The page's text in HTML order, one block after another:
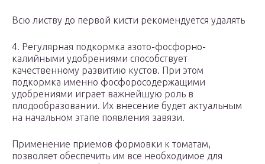
Всю листву до первой кисти рекомендуется удалять
4. Регулярная подкормка азото-фосфорно-
калийными удобрениями способствует
качественному развитию кустов. При этом
подкормка именно фосфоросодержащими
удобрениями играет важнейшую роль в
плодообразовании. Их внесение будет актуальным
на начальном этапе появления завязи.
Применение приемов формовки к томатам,
позволяет обеспечить им все необходимое для